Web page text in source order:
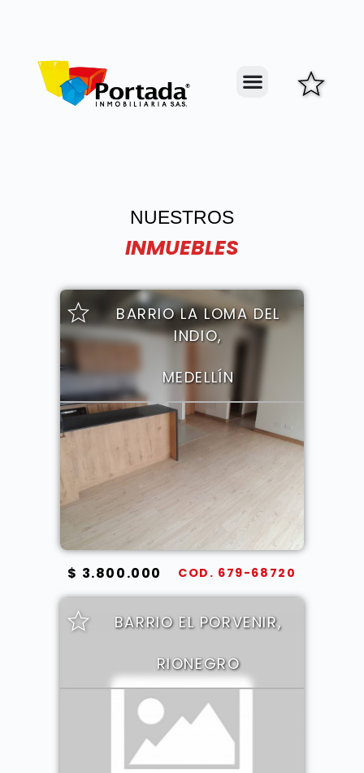
NUESTROS
INMUEBLES
BARRIO LA LOMA DEL
INDIO,
MEDELLÍN
$ 3.800.000 COD. 679-68720
BARRIO EL PORVENIR,
RIONEGRO